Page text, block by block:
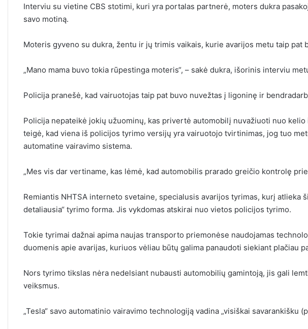
Interviu su vietine CBS stotimi, kuri yra portalas partnerė, moters dukra
savo motiną.
Moteris gyveno su dukra, žentu ir jų trimis vaikais, kurie avarijos metu taip pat
„Mano mama buvo tokia rūpestinga moteris“, – sakė dukra, išorinis interviu
Policija pranešė, kad vairuotojas taip pat buvo nuvežtas į ligoninę ir
Policija nepateikė jokių užuominų, kas privertė automobilį nuvažiuoti nuo kelio
teigė, kad viena iš policijos tyrimo versijų yra vairuotojo tvirtinimas, jog tuo
automatine vairavimo sistema.
„Mes vis dar vertiname, kas lėmė, kad automobilis prarado greičio kontrolę
Remiantis NHTSA interneto svetaine, specialusis avarijos tyrimas, kurį atlieka
detaliausia“ tyrimo forma. Jis vykdomas atskirai nuo vietos policijos tyrimo.
Tokie tyrimai dažnai apima naujas transporto priemonėse naudojamas
duomenis apie avarijas, kuriuos vėliau būtų galima panaudoti siekiant plačiau
Nors tyrimo tikslas nėra nedelsiant nubausti automobilių gamintoją, jis gali
veiksmus.
„Tesla“ savo automatinio vairavimo technologiją vadina „visiškai savarankišku